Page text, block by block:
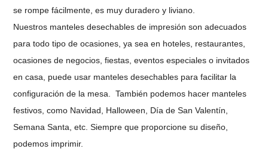
se rompe fácilmente, es muy duradero y liviano.
Nuestros manteles desechables de impresión son adecuados
para todo tipo de ocasiones, ya sea en hoteles, restaurantes,
ocasiones de negocios, fiestas, eventos especiales o invitados
en casa, puede usar manteles desechables para facilitar la
configuración de la mesa.
También podemos hacer manteles
festivos, como Navidad, Halloween, Día de San Valentín,
Semana Santa, etc. Siempre que proporcione su diseño,
podemos imprimir.